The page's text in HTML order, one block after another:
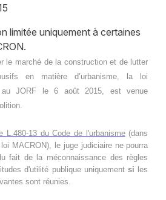
limitée uniquement à certaines
le marché de la construction et de lutter
en matière d’urbanisme, la loi
au JORF le 6 août 2015, est venue
L.480-13 du Code de l'urbanisme(dans
MACRON), le juge judiciaire ne pourra
fait de la méconnaissance des règles
d'utilité publique uniquementsi les
sont réunies.